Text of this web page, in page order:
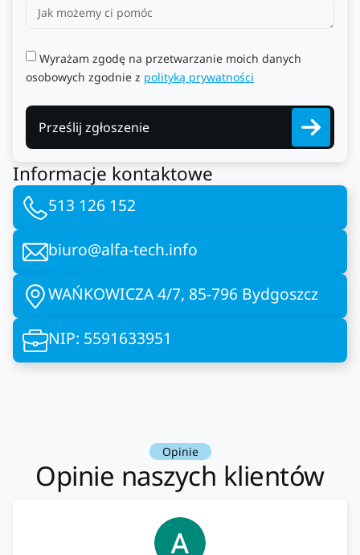
Wyrażam zgodę na przetwarzanie moich danych
osobowych zgodnie z polityką prywatności
Prześlij zgłoszenie
Informacje kontaktowe
513 126 152
biuro@alfa-tech.info
WAŃKOWICZA 4/7, 85-796 Bydgoszcz
NIP: 5591633951
Opinie
Opinie naszych klientów